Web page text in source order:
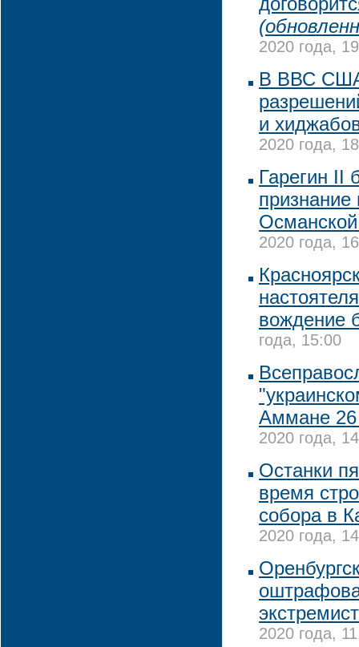
2020 года,
В ВВС США
и
2020 года,
Гарегин II
2020 года,
вождение
года, 15:00
Аммане
2020 года,
Останки
время
собора в
2020 года,
2020 года,